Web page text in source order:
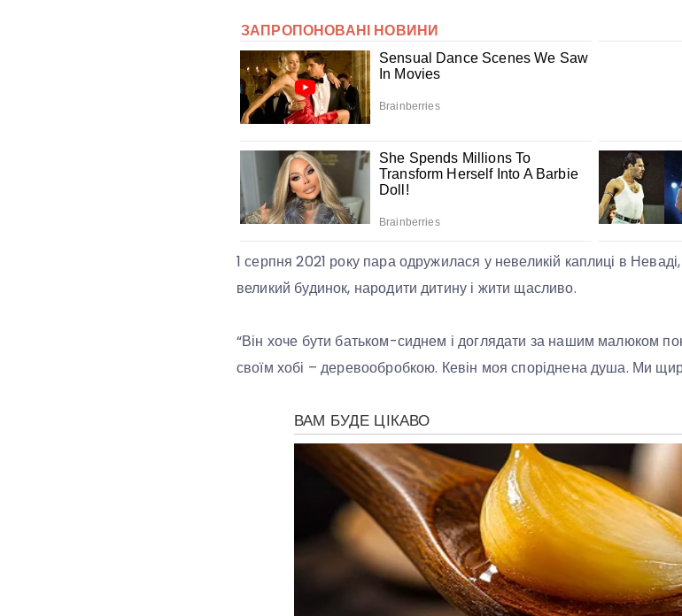
1 серпня 2021 року пара одружилася у невеликій каплиці в
великий будинок, народити дитину і жити щасливо.
“Він хоче бути батьком-сиднем і доглядати за нашим малюком
своїм хобі – деревообробкою. Кевін моя споріднена душа. Ми